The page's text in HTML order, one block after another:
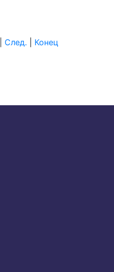
След. Конец